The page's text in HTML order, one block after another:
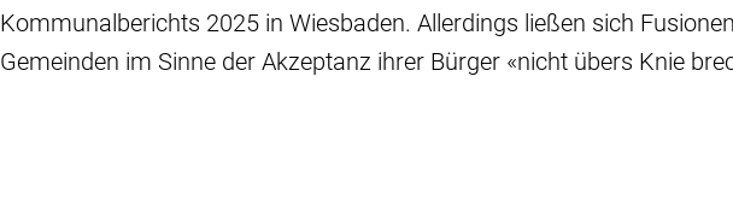
Kommunalberichts 2025 in Wiesbaden. Allerdings ließen sich
Gemeinden im Sinne der Akzeptanz ihrer Bürger «nicht übers Knie